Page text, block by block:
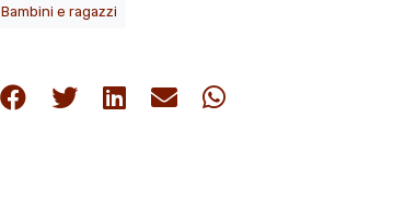
Bambini e ragazzi